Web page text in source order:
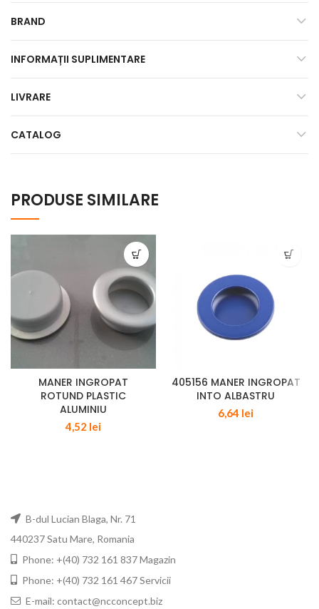
BRAND
INFORMAȚII SUPLIMENTARE
LIVRARE
CATALOG
PRODUSE SIMILARE
MANER INGROPAT
ROTUND PLASTIC
ALUMINIU
4,52 lei
405156 MANER INGROPAT
INTO ALBASTRU
6,64 lei
B-dul Lucian Blaga, Nr. 71
440237 Satu Mare, Romania
Phone: +(40) 732 161 837 Magazin
Phone: +(40) 732 161 467 Servicii
E-mail: contact@ncconcept.biz